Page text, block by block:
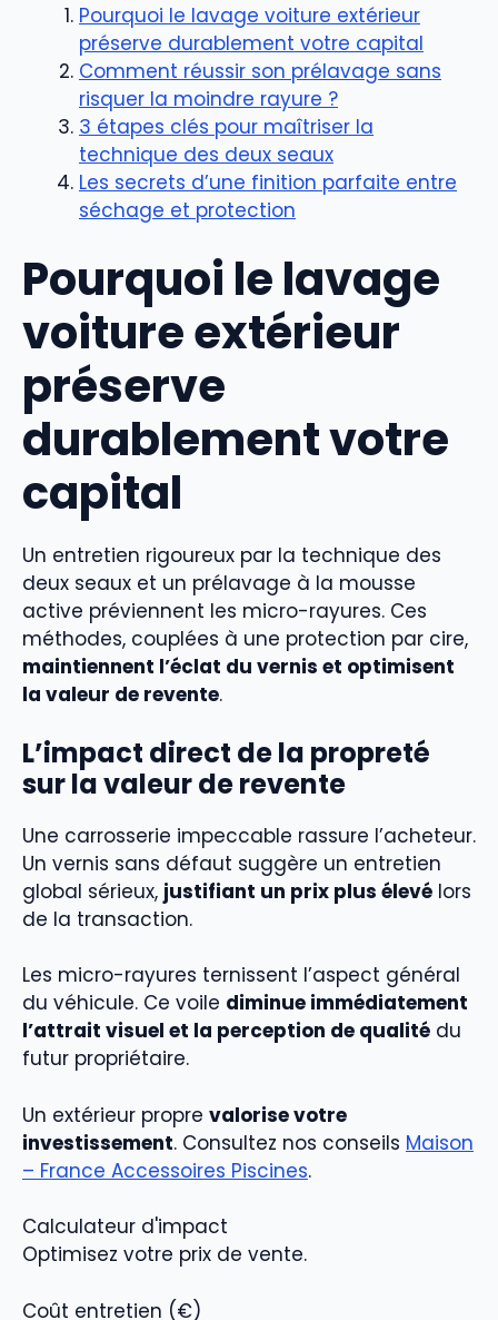
Pourquoi le lavage voiture extérieur
préserve durablement votre capital
Comment réussir son prélavage sans
risquer la moindre rayure ?
3 étapes clés pour maîtriser la
technique des deux seaux
Les secrets d’une finition parfaite entre
séchage et protection
Pourquoi le lavage
voiture extérieur
préserve
durablement votre
capital
Un entretien rigoureux par la technique des
deux seaux et un prélavage à la mousse
active préviennent les micro-rayures. Ces
méthodes, couplées à une protection par cire,
maintiennent l’éclat du vernis et optimisent
la valeur de revente.
L’impact direct de la propreté
sur la valeur de revente
Une carrosserie impeccable rassure l’acheteur.
Un vernis sans défaut suggère un entretien
global sérieux, justifiant un prix plus élevé lors
de la transaction.
Les micro-rayures ternissent l’aspect général
du véhicule. Ce voile diminue immédiatement
l’attrait visuel et la perception de qualité du
futur propriétaire.
Un extérieur propre valorise votre
investissement. Consultez nos conseils Maison
– France Accessoires Piscines.
Calculateur d'impact
Optimisez votre prix de vente.
Coût entretien (€)